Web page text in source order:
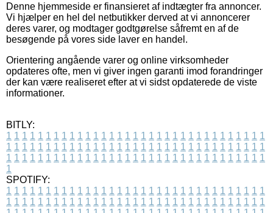
Denne hjemmeside er finansieret af indtægter fra annoncer.
Vi hjælper en hel del netbutikker derved at vi annoncerer
deres varer, og modtager godtgørelse såfremt en af de
besøgende på vores side laver en handel.
Orientering angående varer og online virksomheder
opdateres ofte, men vi giver ingen garanti imod forandringer
der kan være realiseret efter at vi sidst opdaterede de viste
informationer.
BITLY:
1 1 1 1 1 1 1 1 1 1 1 1 1 1 1 1 1 1 1 1 1 1 1 1 1 1 1 1 1 1 1 1 1
1 1 1 1 1 1 1 1 1 1 1 1 1 1 1 1 1 1 1 1 1 1 1 1 1 1 1 1 1 1 1 1 1
1 1 1 1 1 1 1 1 1 1 1 1 1 1 1 1 1 1 1 1 1 1 1 1 1 1 1 1 1 1 1 1 1
1
SPOTIFY:
1 1 1 1 1 1 1 1 1 1 1 1 1 1 1 1 1 1 1 1 1 1 1 1 1 1 1 1 1 1 1 1 1
1 1 1 1 1 1 1 1 1 1 1 1 1 1 1 1 1 1 1 1 1 1 1 1 1 1 1 1 1 1 1 1 1